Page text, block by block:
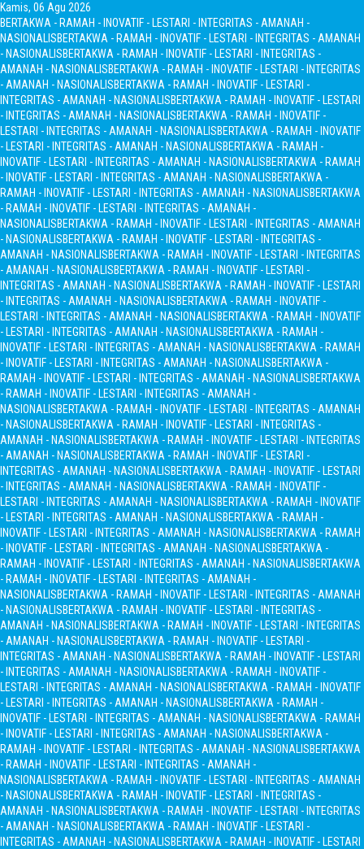
Kamis, 06 Agu 2026
BERTAKWA - RAMAH - INOVATIF - LESTARI - INTEGRITAS - AMANAH -
NASIONALISBERTAKWA - RAMAH - INOVATIF - LESTARI - INTEGRITAS - AMANAH
- NASIONALISBERTAKWA - RAMAH - INOVATIF - LESTARI - INTEGRITAS -
AMANAH - NASIONALISBERTAKWA - RAMAH - INOVATIF - LESTARI - INTEGRITAS
- AMANAH - NASIONALISBERTAKWA - RAMAH - INOVATIF - LESTARI -
INTEGRITAS - AMANAH - NASIONALISBERTAKWA - RAMAH - INOVATIF - LESTARI
- INTEGRITAS - AMANAH - NASIONALISBERTAKWA - RAMAH - INOVATIF -
LESTARI - INTEGRITAS - AMANAH - NASIONALISBERTAKWA - RAMAH - INOVATIF
- LESTARI - INTEGRITAS - AMANAH - NASIONALISBERTAKWA - RAMAH -
INOVATIF - LESTARI - INTEGRITAS - AMANAH - NASIONALISBERTAKWA - RAMAH
- INOVATIF - LESTARI - INTEGRITAS - AMANAH - NASIONALISBERTAKWA -
RAMAH - INOVATIF - LESTARI - INTEGRITAS - AMANAH - NASIONALISBERTAKWA
- RAMAH - INOVATIF - LESTARI - INTEGRITAS - AMANAH -
NASIONALISBERTAKWA - RAMAH - INOVATIF - LESTARI - INTEGRITAS - AMANAH
- NASIONALISBERTAKWA - RAMAH - INOVATIF - LESTARI - INTEGRITAS -
AMANAH - NASIONALISBERTAKWA - RAMAH - INOVATIF - LESTARI - INTEGRITAS
- AMANAH - NASIONALISBERTAKWA - RAMAH - INOVATIF - LESTARI -
INTEGRITAS - AMANAH - NASIONALISBERTAKWA - RAMAH - INOVATIF - LESTARI
- INTEGRITAS - AMANAH - NASIONALISBERTAKWA - RAMAH - INOVATIF -
LESTARI - INTEGRITAS - AMANAH - NASIONALISBERTAKWA - RAMAH - INOVATIF
- LESTARI - INTEGRITAS - AMANAH - NASIONALISBERTAKWA - RAMAH -
INOVATIF - LESTARI - INTEGRITAS - AMANAH - NASIONALISBERTAKWA - RAMAH
- INOVATIF - LESTARI - INTEGRITAS - AMANAH - NASIONALISBERTAKWA -
RAMAH - INOVATIF - LESTARI - INTEGRITAS - AMANAH - NASIONALISBERTAKWA
- RAMAH - INOVATIF - LESTARI - INTEGRITAS - AMANAH -
NASIONALISBERTAKWA - RAMAH - INOVATIF - LESTARI - INTEGRITAS - AMANAH
- NASIONALISBERTAKWA - RAMAH - INOVATIF - LESTARI - INTEGRITAS -
AMANAH - NASIONALISBERTAKWA - RAMAH - INOVATIF - LESTARI - INTEGRITAS
- AMANAH - NASIONALISBERTAKWA - RAMAH - INOVATIF - LESTARI -
INTEGRITAS - AMANAH - NASIONALISBERTAKWA - RAMAH - INOVATIF - LESTARI
- INTEGRITAS - AMANAH - NASIONALISBERTAKWA - RAMAH - INOVATIF -
LESTARI - INTEGRITAS - AMANAH - NASIONALISBERTAKWA - RAMAH - INOVATIF
- LESTARI - INTEGRITAS - AMANAH - NASIONALISBERTAKWA - RAMAH -
INOVATIF - LESTARI - INTEGRITAS - AMANAH - NASIONALISBERTAKWA - RAMAH
- INOVATIF - LESTARI - INTEGRITAS - AMANAH - NASIONALISBERTAKWA -
RAMAH - INOVATIF - LESTARI - INTEGRITAS - AMANAH - NASIONALISBERTAKWA
- RAMAH - INOVATIF - LESTARI - INTEGRITAS - AMANAH -
NASIONALISBERTAKWA - RAMAH - INOVATIF - LESTARI - INTEGRITAS - AMANAH
- NASIONALISBERTAKWA - RAMAH - INOVATIF - LESTARI - INTEGRITAS -
AMANAH - NASIONALISBERTAKWA - RAMAH - INOVATIF - LESTARI - INTEGRITAS
- AMANAH - NASIONALISBERTAKWA - RAMAH - INOVATIF - LESTARI -
INTEGRITAS - AMANAH - NASIONALISBERTAKWA - RAMAH - INOVATIF - LESTARI
- INTEGRITAS - AMANAH - NASIONALISBERTAKWA - RAMAH - INOVATIF -
LESTARI - INTEGRITAS - AMANAH - NASIONALISBERTAKWA - RAMAH - INOVATIF
- LESTARI - INTEGRITAS - AMANAH - NASIONALISBERTAKWA - RAMAH -
INOVATIF - LESTARI - INTEGRITAS - AMANAH - NASIONALISBERTAKWA - RAMAH
- INOVATIF - LESTARI - INTEGRITAS - AMANAH - NASIONALISBERTAKWA -
RAMAH - INOVATIF - LESTARI - INTEGRITAS - AMANAH - NASIONALISBERTAKWA
- RAMAH - INOVATIF - LESTARI - INTEGRITAS - AMANAH -
NASIONALISBERTAKWA - RAMAH - INOVATIF - LESTARI - INTEGRITAS - AMANAH
- NASIONALISBERTAKWA - RAMAH - INOVATIF - LESTARI - INTEGRITAS -
AMANAH - NASIONALISBERTAKWA - RAMAH - INOVATIF - LESTARI - INTEGRITAS
- AMANAH - NASIONALISBERTAKWA - RAMAH - INOVATIF - LESTARI -
INTEGRITAS - AMANAH - NASIONALISBERTAKWA - RAMAH - INOVATIF - LESTARI